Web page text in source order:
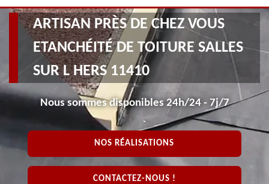
ARTISAN PRÈS DE CHEZ VOUS
ETANCHÉITÉ DE TOITURE SALLES
SUR L HERS 11410
Nous sommes disponibles 24h/24 - 7j/7
NOS RÉALISATIONS
CONTACTEZ-NOUS !